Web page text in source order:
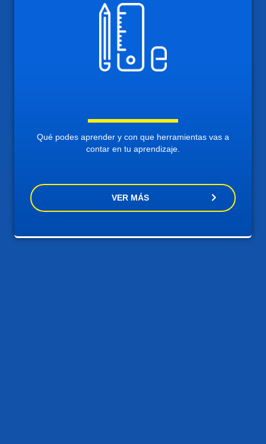
Qué podes aprender y con que herramientas vas a
contar en tu aprendizaje.
VER MÁS